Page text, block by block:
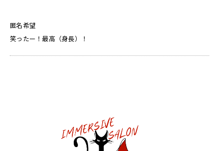
匿名希望
笑ったー！最高（身長）！